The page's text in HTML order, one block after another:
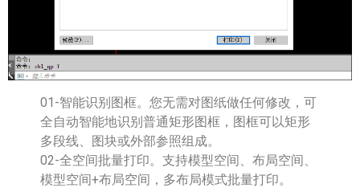
01-智能识别图框。您无需对图纸做任何修改，可
全自动智能地识别普通矩形图框，图框可以矩形
多段线、图块或外部参照组成。
02-全空间批量打印。支持模型空间、布局空间、
模型空间+布局空间，多布局模式批量打印。